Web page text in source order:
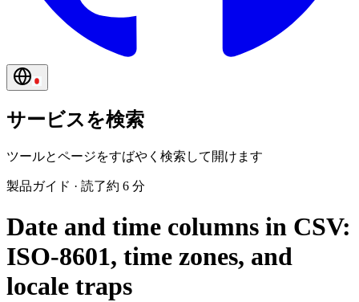
サービスを検索
ツールとページをすばやく検索して開けます
製品ガイド · 読了約 6 分
Date and time columns in CSV:
ISO-8601, time zones, and
locale traps